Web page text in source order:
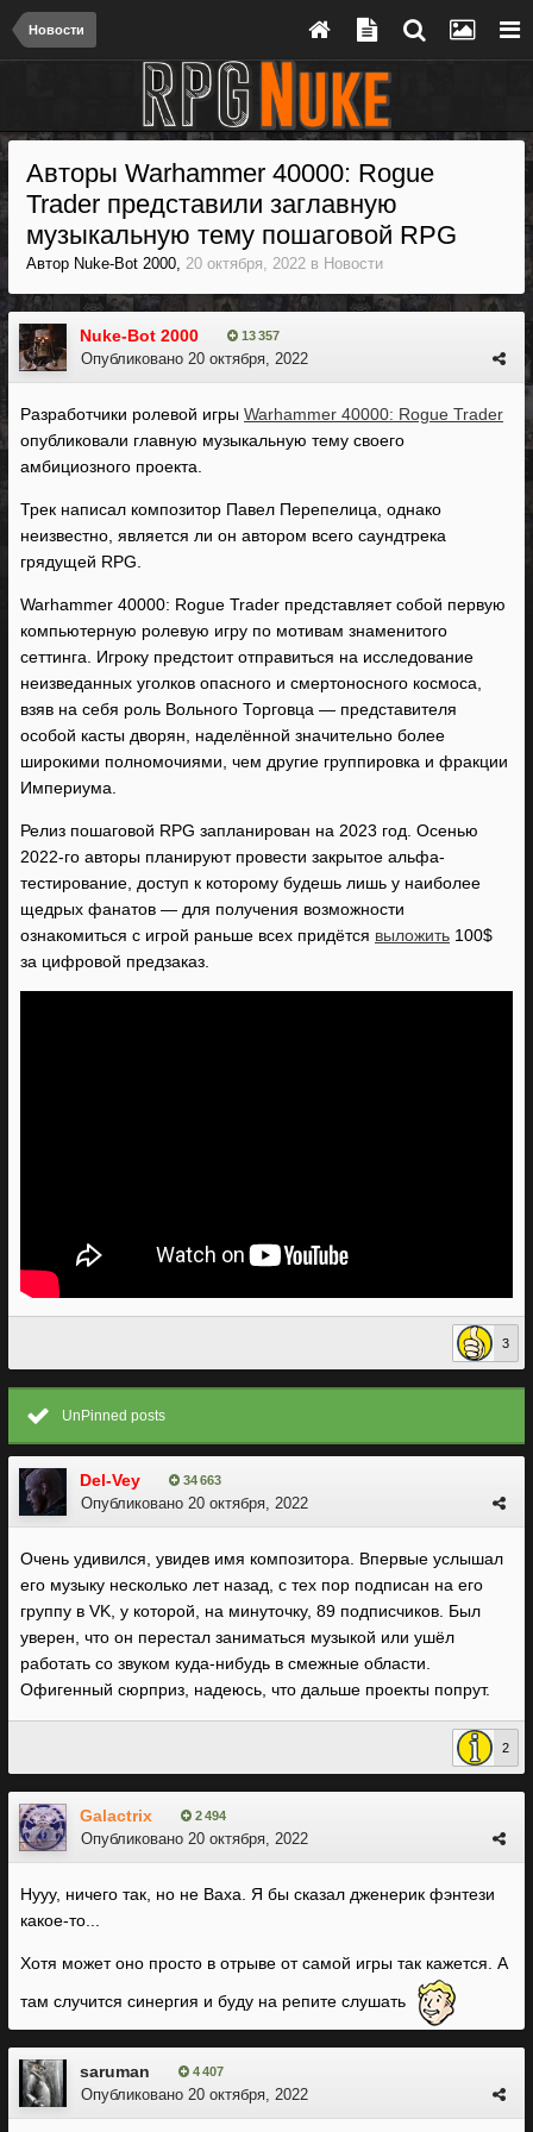
Новости
Авторы Warhammer 40000: Rogue
Trader представили заглавную
музыкальную тему пошаговой RPG
Автор Nuke-Bot 2000, 20 октября, 2022 в Новости
Nuke-Bot 2000 13 357
Опубликовано 20 октября, 2022
Разработчики ролевой игры Warhammer 40000: Rogue Trader
опубликовали главную музыкальную тему своего
амбициозного проекта.
Трек написал композитор Павел Перепелица, однако
неизвестно, является ли он автором всего саундтрека
грядущей RPG.
Warhammer 40000: Rogue Trader представляет собой первую
компьютерную ролевую игру по мотивам знаменитого
сеттинга. Игроку предстоит отправиться на исследование
неизведанных уголков опасного и смертоносного космоса,
взяв на себя роль Вольного Торговца — представителя
особой касты дворян, наделённой значительно более
широкими полномочиями, чем другие группировка и фракции
Империума.
Релиз пошаговой RPG запланирован на 2023 год. Осенью
2022-го авторы планируют провести закрытое альфа-
тестирование, доступ к которому будешь лишь у наиболее
щедрых фанатов — для получения возможности
ознакомиться с игрой раньше всех придётся выложить 100$
за цифровой предзаказ.
3
UnPinned posts
Del-Vey 34 663
Опубликовано 20 октября, 2022
Очень удивился, увидев имя композитора. Впервые услышал
его музыку несколько лет назад, с тех пор подписан на его
группу в VK, у которой, на минуточку, 89 подписчиков. Был
уверен, что он перестал заниматься музыкой или ушёл
работать со звуком куда-нибудь в смежные области.
Офигенный сюрприз, надеюсь, что дальше проекты попрут.
2
Galactrix 2 494
Опубликовано 20 октября, 2022
Нууу, ничего так, но не Ваха. Я бы сказал дженерик фэнтези
какое-то...
Хотя может оно просто в отрыве от самой игры так кажется. А
там случится синергия и буду на репите слушать
saruman 4 407
Опубликовано 20 октября, 2022